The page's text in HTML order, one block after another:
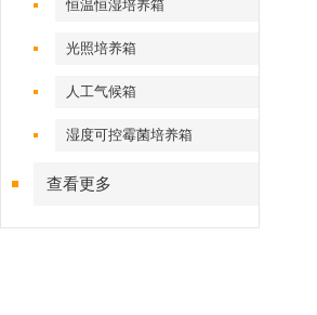
恒温恒湿培养箱
光照培养箱
人工气候箱
湿度可控霉菌培养箱
查看更多